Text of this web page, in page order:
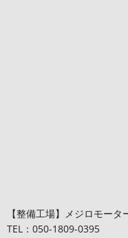
【整備工場】メジロモータ
TEL：050-1809-0395